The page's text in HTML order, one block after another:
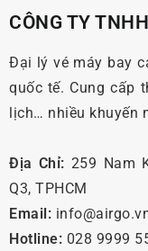
CÔNG TY
Đại lý vé máy bay
quốc tế. Cung cấp
lịch… nhiều khuyến
Địa Chỉ: 259 Nam
Q3, TPHCM
Email:
Hotline: 028 9999